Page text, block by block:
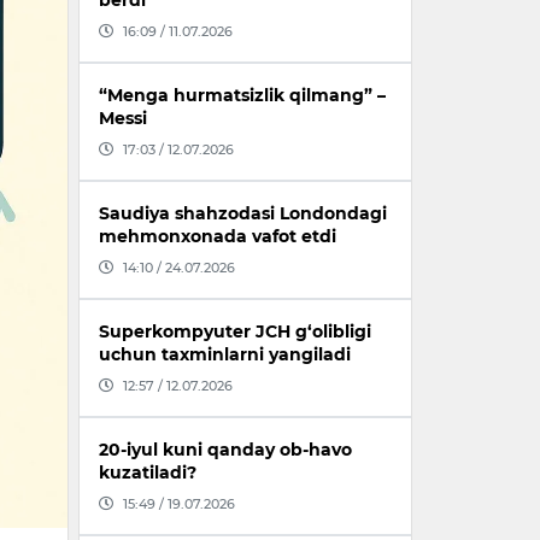
16:09 / 11.07.2026
“Menga hurmatsizlik qilmang” –
Messi
17:03 / 12.07.2026
Saudiya shahzodasi Londondagi
mehmonxonada vafot etdi
14:10 / 24.07.2026
Superkompyuter JCH g‘olibligi
uchun taxminlarni yangiladi
12:57 / 12.07.2026
20-iyul kuni qanday ob-havo
kuzatiladi?
15:49 / 19.07.2026